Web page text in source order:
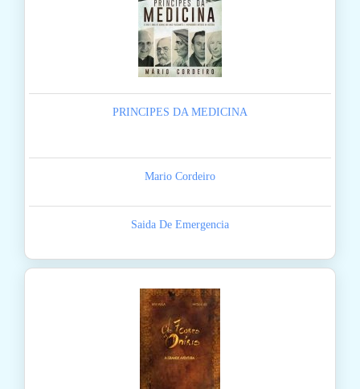
PRINCIPES DA MEDICINA
Mario Cordeiro
Saida De Emergencia